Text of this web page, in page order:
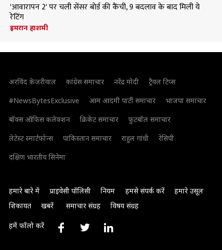
'आवारापन 2' पर चली सेंसर बोर्ड की कैंची, 9 बदलाव के बाद मिली ये
रेटिंग
इमरान हाशमी
अरविंद केजरीवाल कांग्रेस समाचार नरेंद्र मोदी
ट्रैवल टिप्स
#NewsBytesExclusive
आम आदमी पार्टी समाचार
भाजपा समाचार
बॉक्स ऑफिस कलेक्शन
क्रिकेट समाचार
फुटबॉल समाचार
लेटेस्ट स्मार्टफोन्स
पाकिस्तान समाचार राहुल गांधी
रेसिपी
दक्षिण भारतीय सिनेमा
हमारे बारे में प्राइवेसी पॉलिसी नियम हमसे संपर्क करें
हमारे उसूल
शिकायत
खबरें समाचार संग्रह विषय संग्रह
हमें फॉलो करें